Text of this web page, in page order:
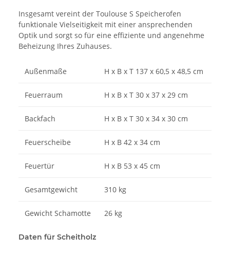
Insgesamt vereint der Toulouse S Speicherofen
funktionale Vielseitigkeit mit einer ansprechenden
Optik und sorgt so für eine effiziente und angenehme
Beheizung Ihres Zuhauses.
Außenmaße H x B x T 137 x 60,5 x 48,5 cm
Feuerraum H x B x T 30 x 37 x 29 cm
Backfach H x B x T 30 x 34 x 30 cm
Feuerscheibe H x B 42 x 34 cm
Feuertür H x B 53 x 45 cm
Gesamtgewicht 310 kg
Gewicht Schamotte 26 kg
Daten für Scheitholz